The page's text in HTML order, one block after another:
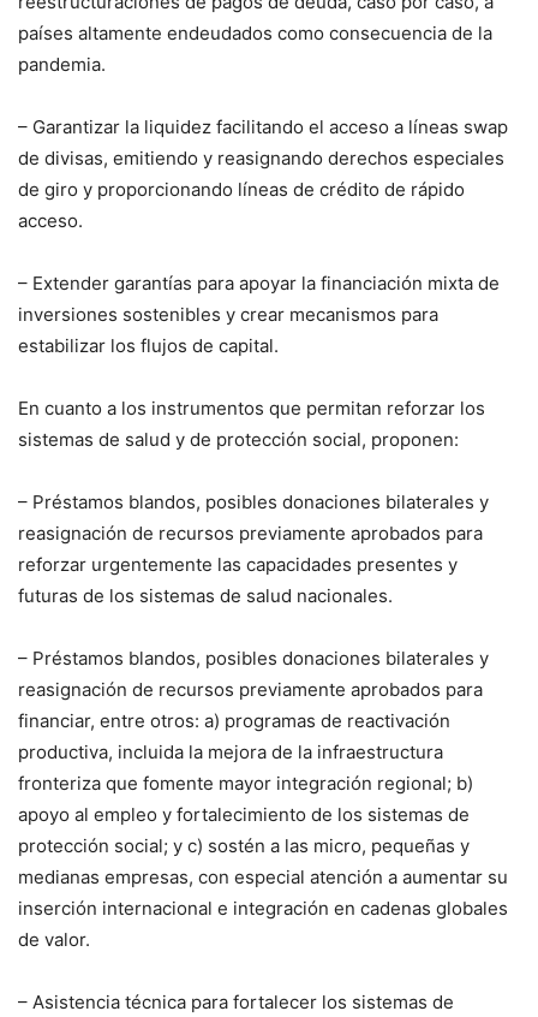
países altamente endeudados como consecuencia de la
pandemia.
– Garantizar la liquidez facilitando el acceso a líneas swap
de divisas, emitiendo y reasignando derechos especiales
de giro y proporcionando líneas de crédito de rápido
acceso.
– Extender garantías para apoyar la financiación mixta de
inversiones sostenibles y crear mecanismos para
estabilizar los flujos de capital.
En cuanto a los instrumentos que permitan reforzar los
sistemas de salud y de protección social, proponen:
– Préstamos blandos, posibles donaciones bilaterales y
reasignación de recursos previamente aprobados para
reforzar urgentemente las capacidades presentes y
futuras de los sistemas de salud nacionales.
– Préstamos blandos, posibles donaciones bilaterales y
reasignación de recursos previamente aprobados para
financiar, entre otros: a) programas de reactivación
productiva, incluida la mejora de la infraestructura
fronteriza que fomente mayor integración regional; b)
apoyo al empleo y fortalecimiento de los sistemas de
protección social; y c) sostén a las micro, pequeñas y
medianas empresas, con especial atención a aumentar su
inserción internacional e integración en cadenas globales
de valor.
– Asistencia técnica para fortalecer los sistemas de